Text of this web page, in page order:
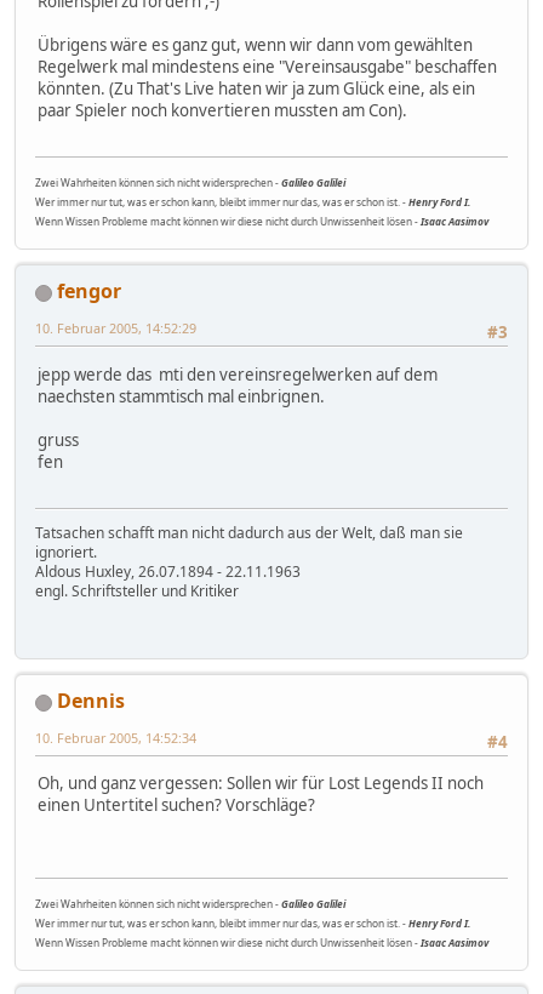
Übrigens wäre es ganz gut, wenn wir dann vom gewählten
Regelwerk mal mindestens eine "Vereinsausgabe" beschaffen
könnten. (Zu That's Live haten wir ja zum Glück eine, als ein
paar Spieler noch konvertieren mussten am Con).
Zwei Wahrheiten können sich nicht widersprechen -Galileo Galilei
Wer immer nur tut, was er schon kann, bleibt immer nur das, was er schon ist. -Henry Ford I.
Wenn Wissen Probleme macht können wir diese nicht durch Unwissenheit lösen -Isaac Aasimov
fengor
#3
10. Februar 2005, 14:52:29
jepp werde das mti den vereinsregelwerken auf dem
naechsten stammtisch mal einbrignen.
gruss
fen
Tatsachen schafft man nicht dadurch aus der Welt, daß man sie
ignoriert.
Aldous Huxley, 26.07.1894 - 22.11.1963
engl. Schriftsteller und Kritiker
Dennis
#4
10. Februar 2005, 14:52:34
Oh, und ganz vergessen: Sollen wir für Lost Legends II noch
einen Untertitel suchen? Vorschläge?
Zwei Wahrheiten können sich nicht widersprechen -Galileo Galilei
Wer immer nur tut, was er schon kann, bleibt immer nur das, was er schon ist. -Henry Ford I.
Wenn Wissen Probleme macht können wir diese nicht durch Unwissenheit lösen -Isaac Aasimov